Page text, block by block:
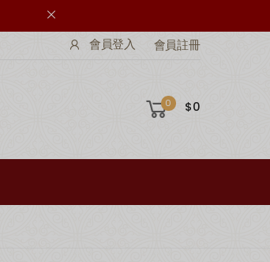
會員登入 會員註冊
0 $0